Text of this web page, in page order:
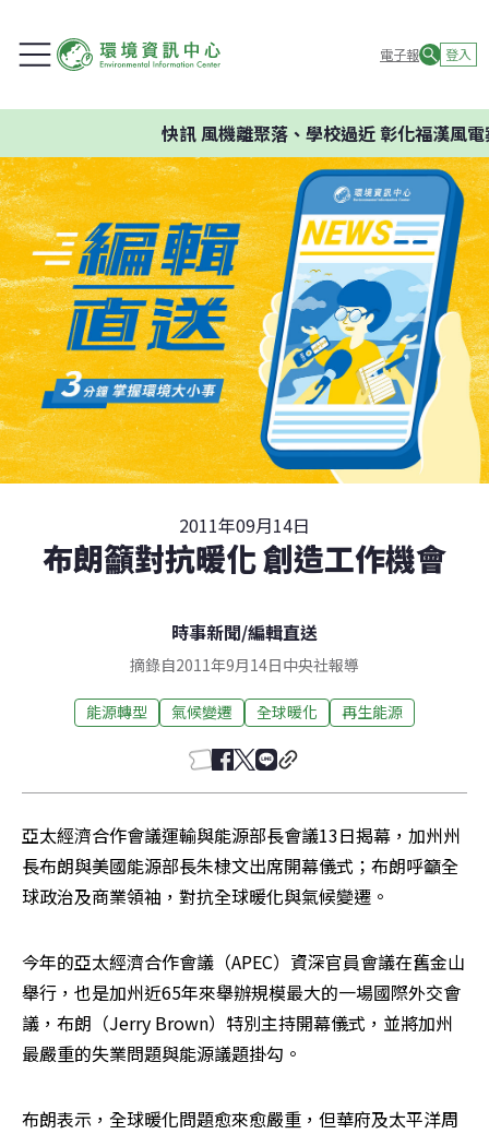
電子報 登入
快訊風機離聚落、學校過近 彰化福漢風電
2011年09月14日
布朗籲對抗暖化 創造工作機會
時事新聞/編輯直送
摘錄自2011年9月14日中央社報導
能源轉型 氣候變遷 全球暖化 再生能源
亞太經濟合作會議運輸與能源部長會議13日揭幕，加州州
長布朗與美國能源部長朱棣文出席開幕儀式；布朗呼籲全
球政治及商業領袖，對抗全球暖化與氣候變遷。
今年的亞太經濟合作會議（APEC）資深官員會議在舊金山
舉行，也是加州近65年來舉辦規模最大的一場國際外交會
議，布朗（Jerry Brown）特別主持開幕儀式，並將加州
最嚴重的失業問題與能源議題掛勾。
布朗表示，全球暖化問題愈來愈嚴重，但華府及太平洋周